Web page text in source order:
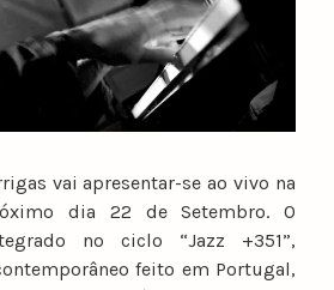
vai apresentar-se ao vivo na
dia 22 de Setembro. O
no ciclo “Jazz +351”,
feito em Portugal,